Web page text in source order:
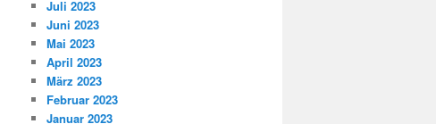
Juli 2023
Juni 2023
Mai 2023
April 2023
März 2023
Februar 2023
Januar 2023